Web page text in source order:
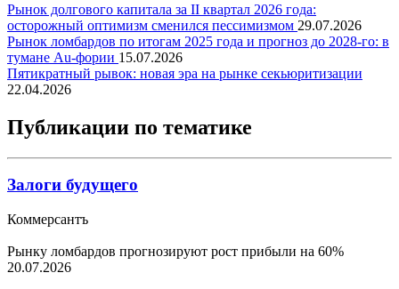
Рынок долгового капитала за II квартал 2026 года:
осторожный оптимизм сменился пессимизмом 29.07.2026
Рынок ломбардов по итогам 2025 года и прогноз до 2028-го: в
тумане Au-фории 15.07.2026
Пятикратный рывок: новая эра на рынке секьюритизации
22.04.2026
Публикации по тематике
Залоги будущего
Коммерсантъ
Рынку ломбардов прогнозируют рост прибыли на 60%
20.07.2026